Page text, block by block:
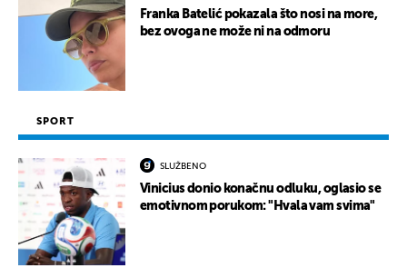
Franka Batelić pokazala što nosi na more,
bez ovoga ne može ni na odmoru
SPORT
SLUŽBENO
Vinicius donio konačnu odluku, oglasio se
emotivnom porukom: "Hvala vam svima"